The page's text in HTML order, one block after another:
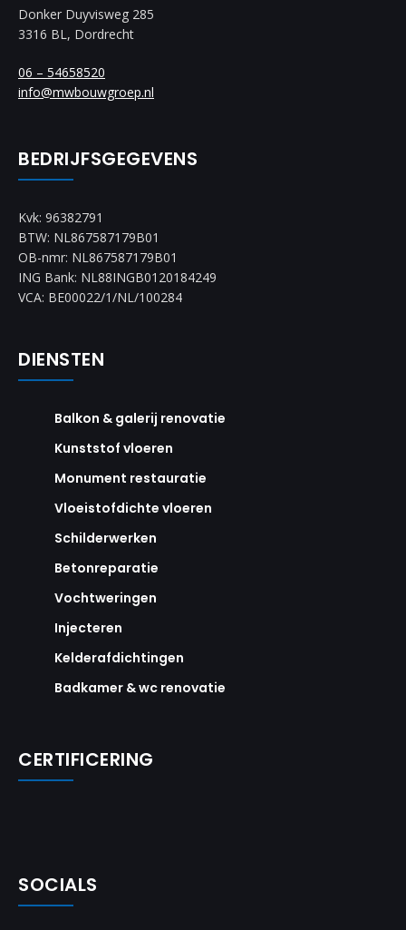
Donker Duyvisweg 285
3316 BL, Dordrecht
06 – 54658520
info@mwbouwgroep.nl
BEDRIJFSGEGEVENS
Kvk: 96382791
BTW: NL867587179B01
OB-nmr: NL867587179B01
ING Bank: NL88INGB0120184249
VCA: BE00022/1/NL/100284
DIENSTEN
Balkon & galerij renovatie
Kunststof vloeren
Monument restauratie
Vloeistofdichte vloeren
Schilderwerken
Betonreparatie
Vochtweringen
Injecteren
Kelderafdichtingen
Badkamer & wc renovatie
CERTIFICERING
SOCIALS